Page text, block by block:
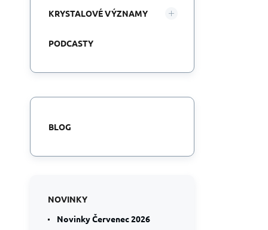
KRYSTALOVÉ VÝZNAMY
PODCASTY
BLOG
NOVINKY
Novinky Červenec 2026